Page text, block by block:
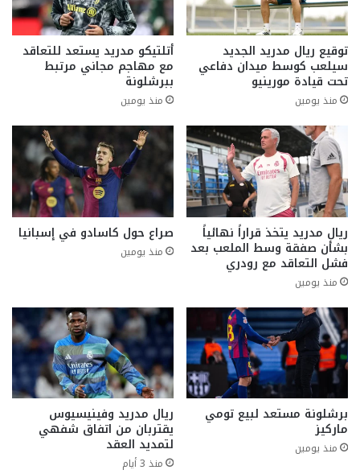
توقيع ريال مدريد الجديد
سيلعب كوسط ميدان دفاعي
تحت قيادة مورينيو
منذ يومين
أتلتيكو مدريد يستعد للتعاقد
مع مهاجم مجاني مرتبط
ببرشلونة
منذ يومين
ريال مدريد يتخذ قراراً نهائياً
بشأن صفقة وسط الملعب بعد
فشل التعاقد مع رودري
منذ يومين
صراع حول كاسادو في إسبانيا
منذ يومين
برشلونة مستعد لبيع تومي
ماركيز
منذ يومين
ريال مدريد وفينيسيوس
يقتربان من اتفاق شفهي
لتمديد العقد
منذ 3 أيام